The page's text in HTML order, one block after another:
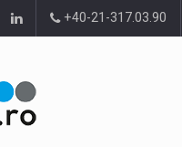
+40-21-317.03.90